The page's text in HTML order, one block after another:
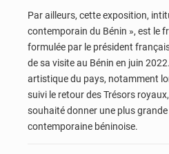
Par ailleurs, cette exposition,
contemporain du Bénin », est le
formulée par le président
de sa visite au Bénin en juin
artistique du pays, notamment
suivi le retour des Trésors
souhaité donner une plus
contemporaine béninoise.